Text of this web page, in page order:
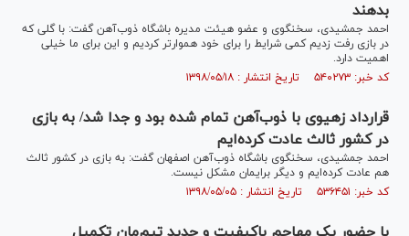
بدهند
احمد جمشیدی، سخنگوی و عضو هیئت مدیره باشگاه ذوب‌آهن گفت: با گلی که
در بازی رفت زدیم کمی شرایط را برای خود هموارتر کردیم و این برای ما خیلی
اهمیت دارد.
کد خبر: ۵۴۰۲۷۳ تاریخ انتشار : ۱۳۹۸/۰۵/۱۸
قرارداد زهیوی با ذوب‌آهن تمام شده بود و جدا شد/ به بازی
در کشور ثالث عادت کرده‌ایم
احمد جمشیدی، سخنگوی باشگاه ذوب‌آهن اصفهان گفت: به بازی در کشور ثالث
هم عادت کرده‌ایم و دیگر برایمان مشکل نیست.
کد خبر: ۵۳۶۴۵۱ تاریخ انتشار : ۱۳۹۸/۰۵/۰۵